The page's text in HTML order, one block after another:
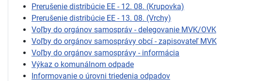
Prerušenie distribúcie EE - 12. 08. (Krupovka)
Prerušenie distribúcie EE - 13. 08. (Vrchy)
Voľby do orgánov samospráv - delegovanie MVK/OVK
Voľby do orgánov samosprávy obcí - zapisovateľ MVK
Voľby do orgánov samosprávy - informácia
Výkaz o komunálnom odpade
Informovanie o úrovni triedenia odpadov